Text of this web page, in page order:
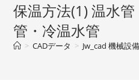
保温方法(1) 温水
管・冷温水管
> CADデータ > Jw_cad 機械設